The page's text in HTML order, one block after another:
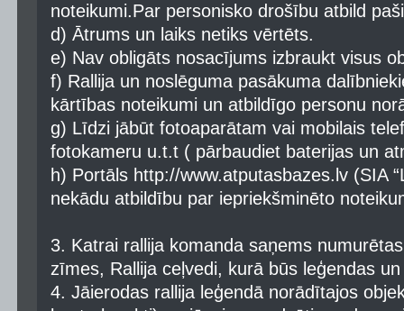
noteikumi.Par personisko drošību atbild
d) Ātrums un laiks netiks vērtēts.
e) Nav obligāts nosacījums izbraukt visus
f) Rallija un noslēguma pasākuma
kārtības noteikumi un atbildīgo personu
g) Līdzi jābūt fotoaparātam vai mobilais
fotokameru u.t.t ( pārbaudiet baterijas un
h) Portāls http://www.atputasbazes.lv (SIA
nekādu atbildību par iepriekšminēto
3. Katrai rallija komanda saņems
zīmes, Rallija ceļvedi, kurā būs leģendas
4. Jāierodas rallija leģendā norādītajos